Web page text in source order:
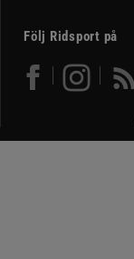
Följ Ridsport på